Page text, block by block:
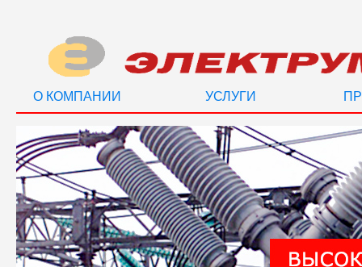
О КОМПАНИИ УСЛУГИ